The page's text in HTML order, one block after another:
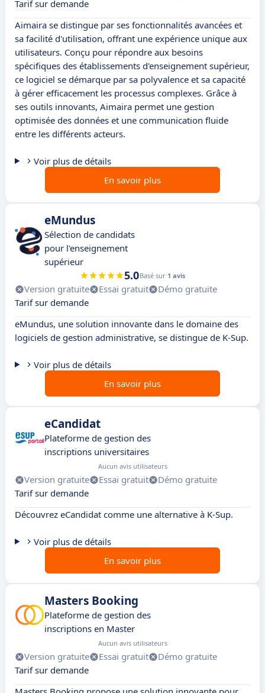
Tarif sur demande
Aimaira se distingue par ses fonctionnalités avancées et
sa facilité d'utilisation, offrant une expérience unique aux
utilisateurs. Conçu pour répondre aux besoins
spécifiques des établissements d'enseignement supérieur,
ce logiciel se démarque par sa polyvalence et sa capacité
à gérer efficacement les processus complexes. Grâce à
ses outils innovants, Aimaira permet une gestion
optimisée des données et une communication fluide
entre les différents acteurs.
Voir plus de détails
En savoir plus
eMundus
Sélection de candidats
pour l'enseignement
supérieur
5.0Basé sur 1 avis
Version gratuite Essai gratuit
Démo gratuite
Tarif sur demande
eMundus, une solution innovante dans le domaine des
logiciels de gestion administrative, se distingue de K-Sup.
Voir plus de détails
En savoir plus
eCandidat
Plateforme de gestion des
inscriptions universitaires
Aucun avis utilisateurs
Version gratuite Essai gratuit
Démo gratuite
Tarif sur demande
Découvrez eCandidat comme une alternative à K-Sup.
Voir plus de détails
En savoir plus
Masters Booking
Plateforme de gestion des
inscriptions en Master
Aucun avis utilisateurs
Version gratuite Essai gratuit
Démo gratuite
Tarif sur demande